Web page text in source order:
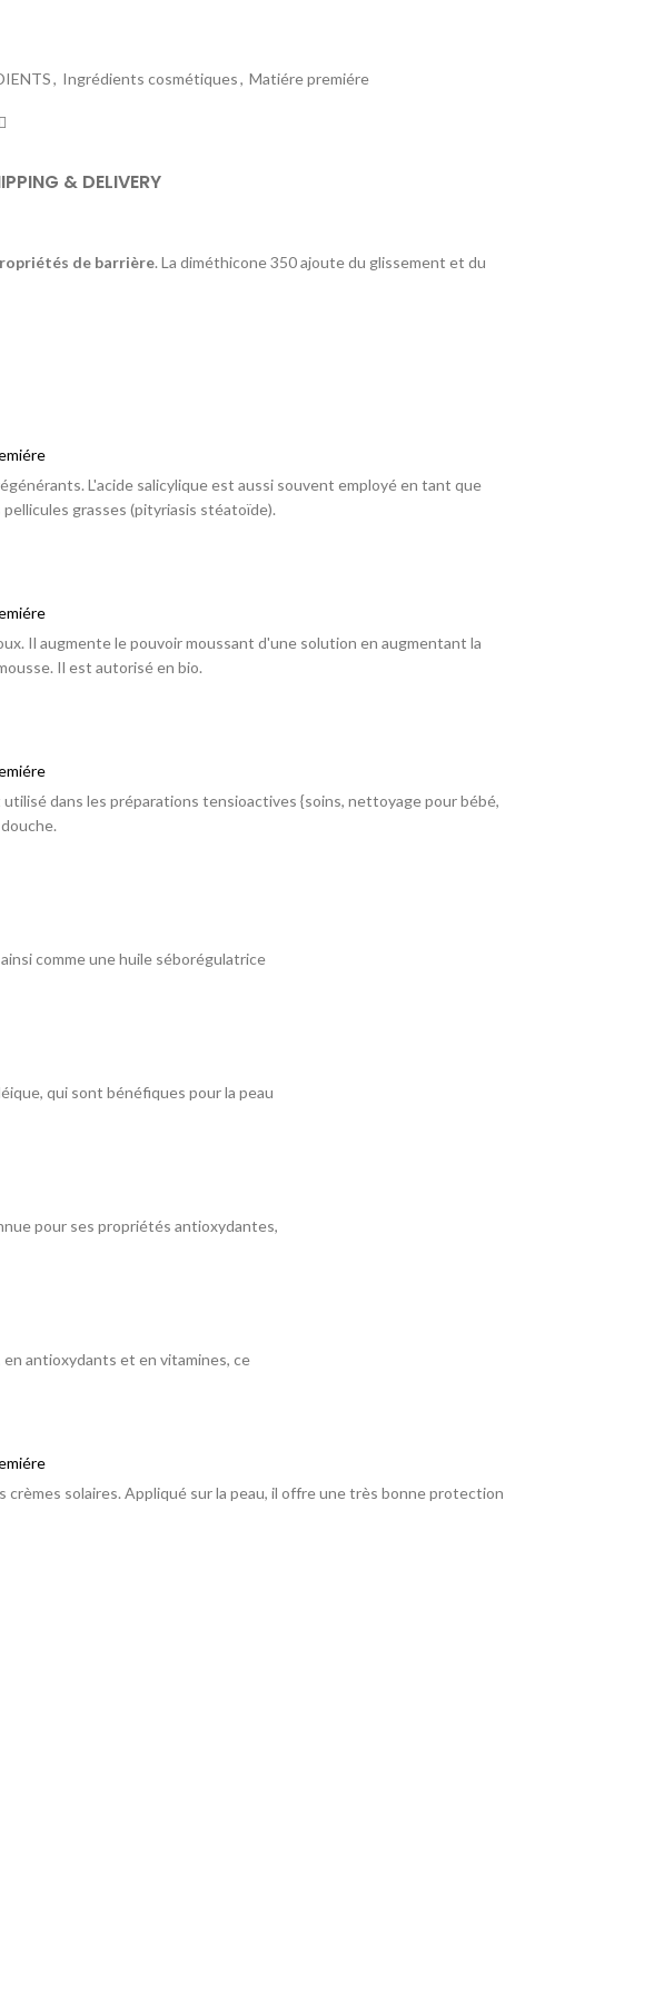
, Ingrédients cosmétiques, Matiére premiére
& DELIVERY
de barrière. La diméthicone 350 ajoute du glissement et du
L'acide salicylique est aussi souvent employé en tant que
grasses (pityriasis stéatoïde).
Il augmente le pouvoir moussant d'une solution en augmentant la
Il est autorisé en bio.
dans les préparations tensioactives {soins, nettoyage pour bébé,
comme une huile séborégulatrice
qui sont bénéfiques pour la peau
pour ses propriétés antioxydantes,
en antioxydants et en vitamines, ce
solaires. Appliqué sur la peau, il offre une très bonne protection